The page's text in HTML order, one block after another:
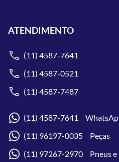
ATENDIMENTO
(11) 4587-7641
(11) 4587-0521
(11) 4587-7487
(11) 4587-7641
(11) 96197-0035 Peças
(11) 97267-2970 Pneus e